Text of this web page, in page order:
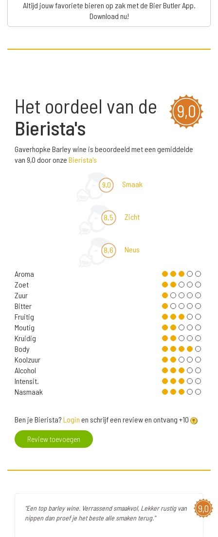
Altijd jouw favoriete bieren op zak met de Bier Butler App.
Download nu!
9,0
Het oordeel van de
Bierista's
Gaverhopke Barley wine is beoordeeld met een gemiddelde
van 9,0 door onze Bierista's
9,0 Smaak
8,5 Zicht
8,6 Neus
Aroma
Zoet
Zuur
Bitter
Fruitig
Moutig
Kruidig
Body
Koolzuur
Alcohol
Intensit.
Nasmaak
Ben je Bierista? Login en schrijf een review en ontvang +10
Review toevoegen
9,0
"Een top barley wine. Verrassend smaakvol, Lekker rustig van
nippen dan proef je het beste alle smaken terug."